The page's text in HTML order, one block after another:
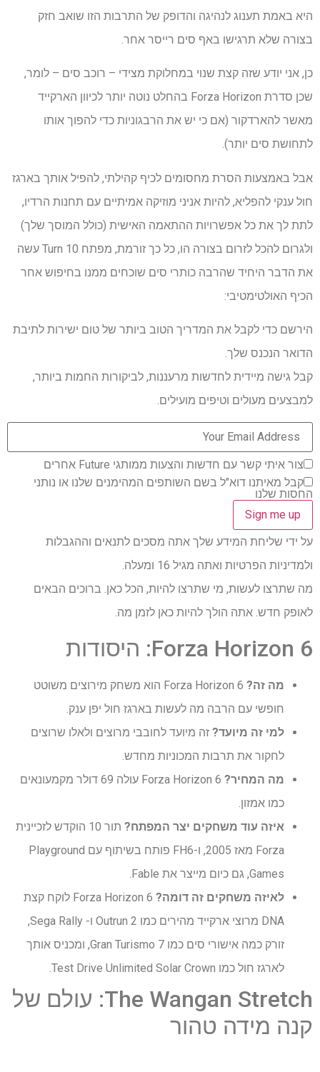
היא באמת תענוג לנהיגה והדופק של התרבות הזו שואב חזק
בצורה שלא תרגישו באף סים רייסר אחר.
כן, אני יודע שזה קצת שנוי במחלוקת מצידי – רוכב סים – לומר,
שכן סדרת Forza Horizon בהחלט נוטה יותר לכיוון הארקייד
מאשר להארדקור (אם כי יש את הרבגוניות כדי להפוך אותו
לתחושת סים יותר).
אבל באמצעות הסרת מחסומים לכיף קהילתי, להפיל אותך בארגז
חול ענקי להפליא, להיות אניני מוזיקה אמיתיים עם תחנות הרדיו,
לתת לך את כל אפשרויות ההתאמה האישית (כולל המוסך שלך)
ולגרום להכל לזרום בצורה הו, כל כך זורמת, מפתח Turn 10 עשה
את הדבר היחיד שהרבה כותרי סים שוכחים ממנו בחיפוש אחר
הכיף האולטימטיבי:
הירשם כדי לקבל את המדריך הטוב ביותר של טום ישירות לתיבת
הדואר הנכנס שלך.
קבל גישה מיידית לחדשות מרעננות, לביקורות החמות ביותר,
למבצעים מעולים וטיפים מועילים.
צור איתי קשר עם חדשות והצעות ממותגי Future אחרים
קבל מאיתנו דוא"ל בשם השותפים המהימנים שלנו או נותני
החסות שלנו
על ידי שליחת המידע שלך אתה מסכים לתנאים וההגבלות
ולמדיניות הפרטיות ואתה מגיל 16 ומעלה.
מה שתרצו לעשות, מי שתרצו להיות, הכל כאן. ברוכים הבאים
לאופק חדש. אתה הולך להיות כאן לזמן מה.
Forza Horizon 6: היסודות
מה זה?
Forza Horizon 6 הוא משחק מירוצים משוטט
חופשי עם הרבה מה לעשות בארגז חול יפן ענק.
למי זה מיועד? זה מיועד לחובבי מרוצים ולאלו שרוצים
לחקור את תרבות המכוניות מחדש.
מה המחיר?
Forza Horizon 6 עולה 69 דולר מקמעונאים
כמו אמזון.
איזה עוד משחקים יצר המפתח?
תור 10 הוקדש לזכיינית
Forza מאז 2005, ו-FH6 פותח בשיתוף עם Playground
Games, גם כיום מייצר את Fable.
לאיזה משחקים זה דומה?
Forza Horizon 6 לוקח קצת
DNA מרוצי ארקייד מהירים כמו Outrun 2 ו- Sega Rally,
זורק כמה אישורי סים כמו Gran Turismo 7, ומכניס אותך
לארגז חול כמו Test Drive Unlimited Solar Crown.
The Wangan Stretch: עולם של
קנה מידה טהור